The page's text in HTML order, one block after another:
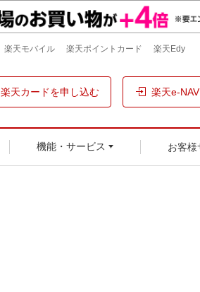
楽天モバイル 楽天ポイントカード 楽天Edy
楽天カードを申し込む 楽天e-
機能・サービス お客様